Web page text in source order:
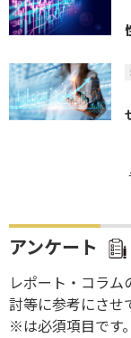
アンケート
レポート・コラ
討等に参考にさせ
※は必須項目です。